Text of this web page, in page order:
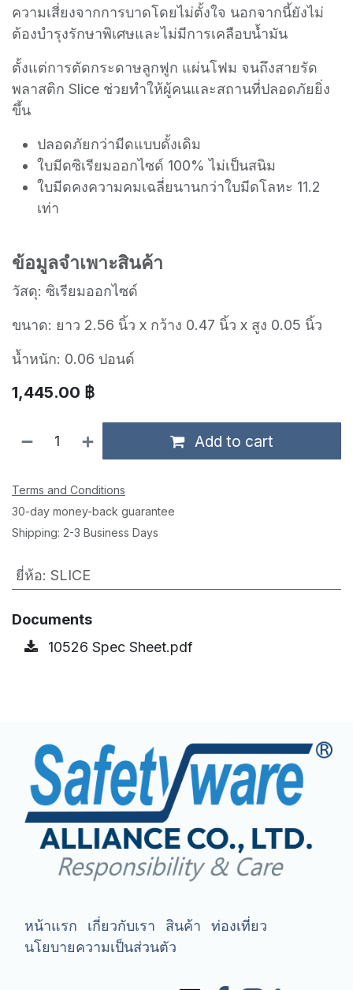
ความเสี่ยงจากการบาดโดยไม่ตั้งใจ นอกจากนี้ยังไม่
ต้องบำรุงรักษาพิเศษและไม่มีการเคลือบน้ำมัน
ตั้งแต่การตัดกระดาษลูกฟูก แผ่นโฟม จนถึงสายรัด
พลาสติก Slice ช่วยทำให้ผู้คนและสถานที่ปลอดภัยยิ่ง
ขึ้น
ปลอดภัยกว่ามีดแบบดั้งเดิม
ใบมีดซิเรียมออกไซด์ 100% ไม่เป็นสนิม
ใบมีดคงความคมเฉลี่ยนานกว่าใบมีดโลหะ 11.2
เท่า
ข้อมูลจำเพาะสินค้า
วัสดุ: ซิเรียมออกไซด์
ขนาด: ยาว 2.56 นิ้ว x กว้าง 0.47 นิ้ว x สูง 0.05 นิ้ว
น้ำหนัก: 0.06 ปอนด์
1,445.00 ฿
Add to cart
Terms and Conditions
30-day money-back guarantee
Shipping: 2-3 Business Days
ยี่ห้อ: SLICE
Documents
10526 Spec Sheet.pdf
หน้าแรก เกี่ยวกับเรา สินค้า
ท่องเที่ยว
นโยบายความเป็นส่วนตัว